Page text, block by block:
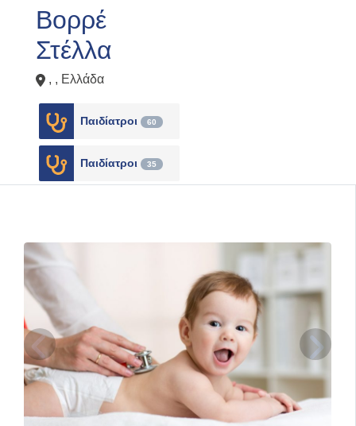
Βορρέ
Στέλλα
, , Ελλάδα
Παιδίατροι 60
Παιδίατροι 35